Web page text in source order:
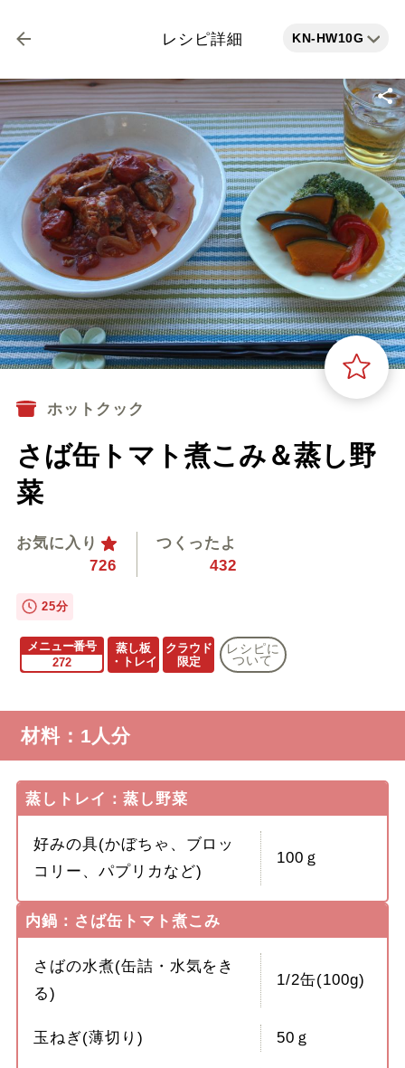
レシピ詳細 KN-HW10G
ホットクック
さば缶トマト煮こみ＆蒸し野
菜
お気に入り
726
つくったよ
432
25分
メニュー番号
272
蒸し板
・トレイ
クラウド
限定
レシピに
ついて
材料：1人分
蒸しトレイ：蒸し野菜
好みの具(かぼちゃ、ブロッ
コリー、パプリカなど)
100ｇ
内鍋：さば缶トマト煮こみ
さばの水煮(缶詰・水気をき
る)
1/2缶(100g)
玉ねぎ(薄切り) 50ｇ